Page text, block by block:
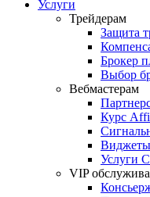
Услуги
Трейдерам
Защита
Брокер
Выбор
Вебмастерам
Курс
Виджеты
Услуги
VIP